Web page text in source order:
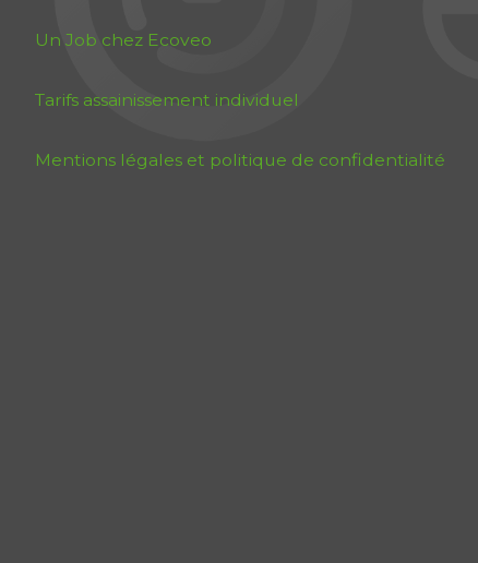
Un Job chez Ecoveo
Tarifs assainissement individuel
Mentions légales et politique de confidentialité